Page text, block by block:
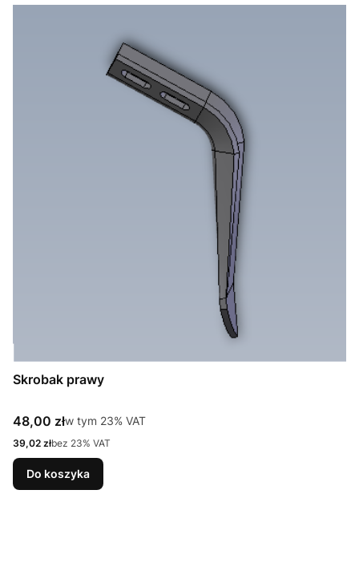
Skrobak prawy
Cena brutto
48,00 złw tym %s VAT
w tym 23% VAT
Cena netto
39,02 złbez 23% VAT
Do koszyka